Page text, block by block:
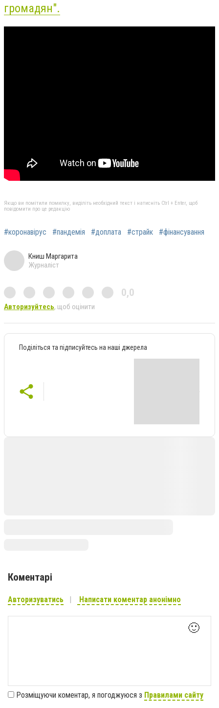
громадян".
Якщо ви помітили помилку, виділіть необхідний текст і натисніть Ctrl + Enter, щоб
повідомити про це редакцію
#коронавірус #пандемія #доплата #страйк #фінансування
Книш Маргарита
Журналіст
0,0
Авторизуйтесь, щоб оцінити
Поділіться та підписуйтесь на наші джерела
Коментарі
Авторизуватись Написати коментар анонімно
🙂
Розміщуючи коментар, я погоджуюся з Правилами сайту